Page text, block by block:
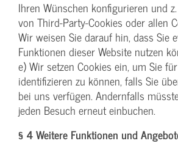
Ihren Wünschen konfigurieren und
von Third-Party-Cookies oder allen
Wir weisen Sie darauf hin, dass Sie
Funktionen dieser Website nutzen
e) Wir setzen Cookies ein, um Sie
identifizieren zu können, falls Sie
bei uns verfügen. Andernfalls
jeden Besuch erneut einbuchen.
§ 4 Weitere Funktionen und